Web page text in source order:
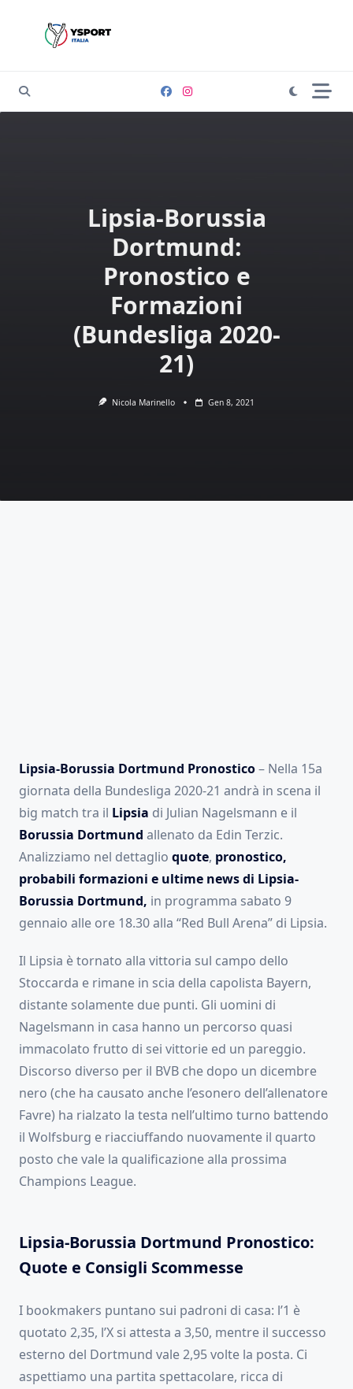
Lipsia-Borussia
Dortmund:
Pronostico e
Formazioni
(Bundesliga 2020-
21)
Nicola Marinello Gen 8, 2021
Lipsia-Borussia Dortmund Pronostico– Nella 15a
giornata della Bundesliga 2020-21 andrà in scena il
big match tra il Lipsia di Julian Nagelsmann e il
Borussia Dortmund allenato da Edin Terzic.
Analizziamo nel dettaglio quote, pronostico,
probabili formazioni e ultime news di Lipsia-
Borussia Dortmund, in programma sabato 9
gennaio alle ore 18.30 alla “Red Bull Arena” di Lipsia.
Il Lipsia è tornato alla vittoria sul campo dello
Stoccarda e rimane in scia della capolista Bayern,
distante solamente due punti. Gli uomini di
Nagelsmann in casa hanno un percorso quasi
immacolato frutto di sei vittorie ed un pareggio.
Discorso diverso per il BVB che dopo un dicembre
nero (che ha causato anche l’esonero dell’allenatore
Favre) ha rialzato la testa nell’ultimo turno battendo
il Wolfsburg e riacciuffando nuovamente il quarto
posto che vale la qualificazione alla prossima
Champions League.
Lipsia-Borussia Dortmund Pronostico:
Quote e Consigli Scommesse
I bookmakers puntano sui padroni di casa: l’1 è
quotato 2,35, l’X si attesta a 3,50, mentre il successo
esterno del Dortmund vale 2,95 volte la posta. Ci
aspettiamo una partita spettacolare, ricca di